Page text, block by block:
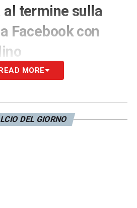
termine sulla
Facebook con
MORE
DEL GIORNO